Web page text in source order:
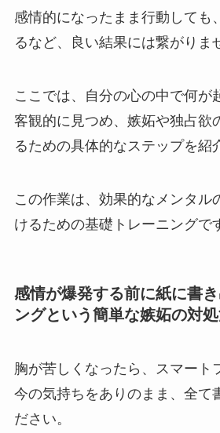
感情的になったまま行動しても
るなど、良い結果には繋がりま
ここでは、自分の心の中で何が
客観的に見つめ、嫉妬や独占欲
るための具体的なステップを紹
この作業は、効果的なメンタル
けるための基礎トレーニングで
感情が爆発する前に紙に書
ングという簡単な嫉妬の対
胸が苦しくなったら、スマート
今の気持ちをありのまま、全て
ださい。